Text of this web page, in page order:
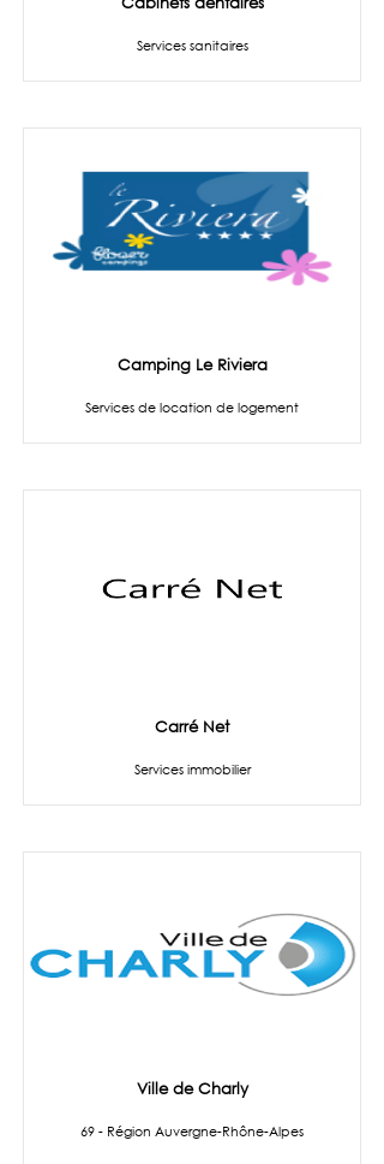
Services sanitaires
Camping Le Riviera
Services de location de logement
Carré Net
Services immobilier
Ville de Charly
69 - Région Auvergne-Rhône-Alpes